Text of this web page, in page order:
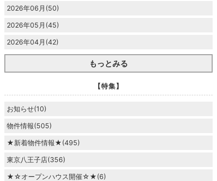
2026年06月(50)
2026年05月(45)
2026年04月(42)
もっとみる
【特集】
お知らせ(10)
物件情報(505)
★新着物件情報★(495)
東京八王子店(356)
★☆オープンハウス開催☆★(6)